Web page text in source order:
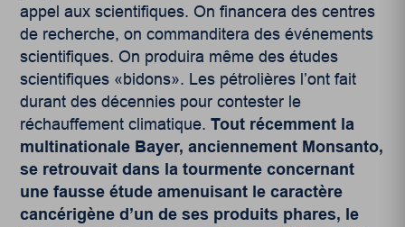
appel aux scientifiques. On financera des centres
de recherche, on commanditera des événements
scientifiques. On produira même des études
scientifiques «bidons». Les pétrolières l’ont fait
durant des décennies pour contester le
réchauffement climatique.Tout récemment la
multinationale Bayer, anciennement Monsanto,
se retrouvait dans la tourmente concernant
une fausse étude amenuisant le caractère
cancérigène d’un de ses produits phares, le